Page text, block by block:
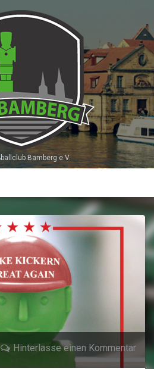
Bamberg e.V.
Hinterlasse einen Kommentar